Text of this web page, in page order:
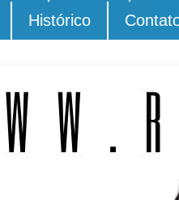
Histórico